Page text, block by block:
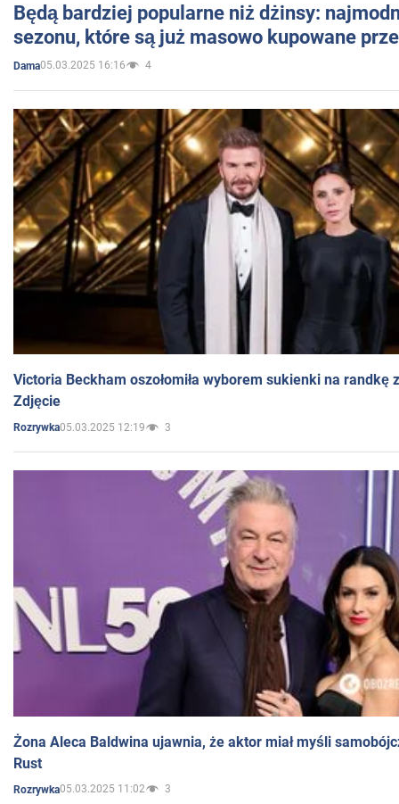
Będą bardziej popularne niż dżinsy:
sezonu, które są już masowo kupowane
Dama05.03.2025 16:16 4
Victoria Beckham oszołomiła wyborem sukienki na randkę
Zdjęcie
Rozrywka05.03.2025 12:19 3
Żona Aleca Baldwina ujawnia, że aktor miał myśli
Rust
Rozrywka05.03.2025 11:02 3